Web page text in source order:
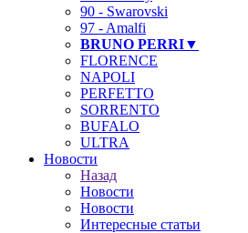
90 - Swarovski
97 - Amalfi
BRUNO PERRI▼
FLORENCE
NAPOLI
PERFETTO
SORRENTO
BUFALO
ULTRA
Новости
Назад
Новости
Новости
Интересные статьи